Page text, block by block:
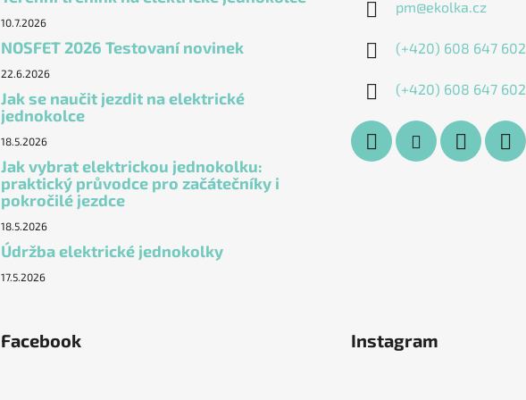
10.7.2026
NOSFET 2026 Testovaní novinek
22.6.2026
Jak se naučit jezdit na elektrické
jednokolce
18.5.2026
Jak vybrat elektrickou jednokolku:
praktický průvodce pro začátečníky i
pokročilé jezdce
18.5.2026
Údržba elektrické jednokolky
17.5.2026
pm@ekolka.cz
(+420) 608 647 602
(+420) 608 647 602
Facebook Instagram